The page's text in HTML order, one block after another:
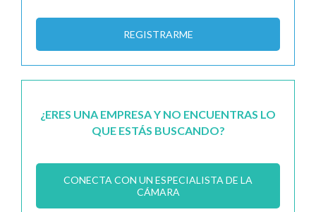
REGISTRARME
¿ERES UNA EMPRESA Y NO ENCUENTRAS LO
QUE ESTÁS BUSCANDO?
CONECTA CON UN ESPECIALISTA DE LA
CÁMARA